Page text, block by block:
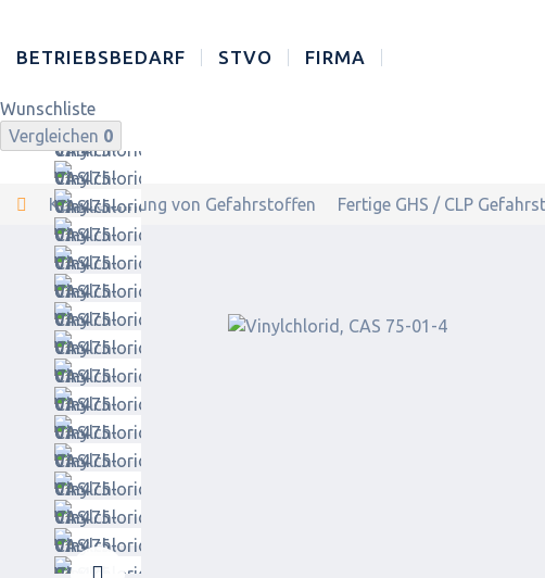
BETRIEBSBEDARF STVO FIRMA
Wunschliste
Vergleichen 0
Kennzeichnung von Gefahrstoffen Fertige GHS / CLP
Zurück